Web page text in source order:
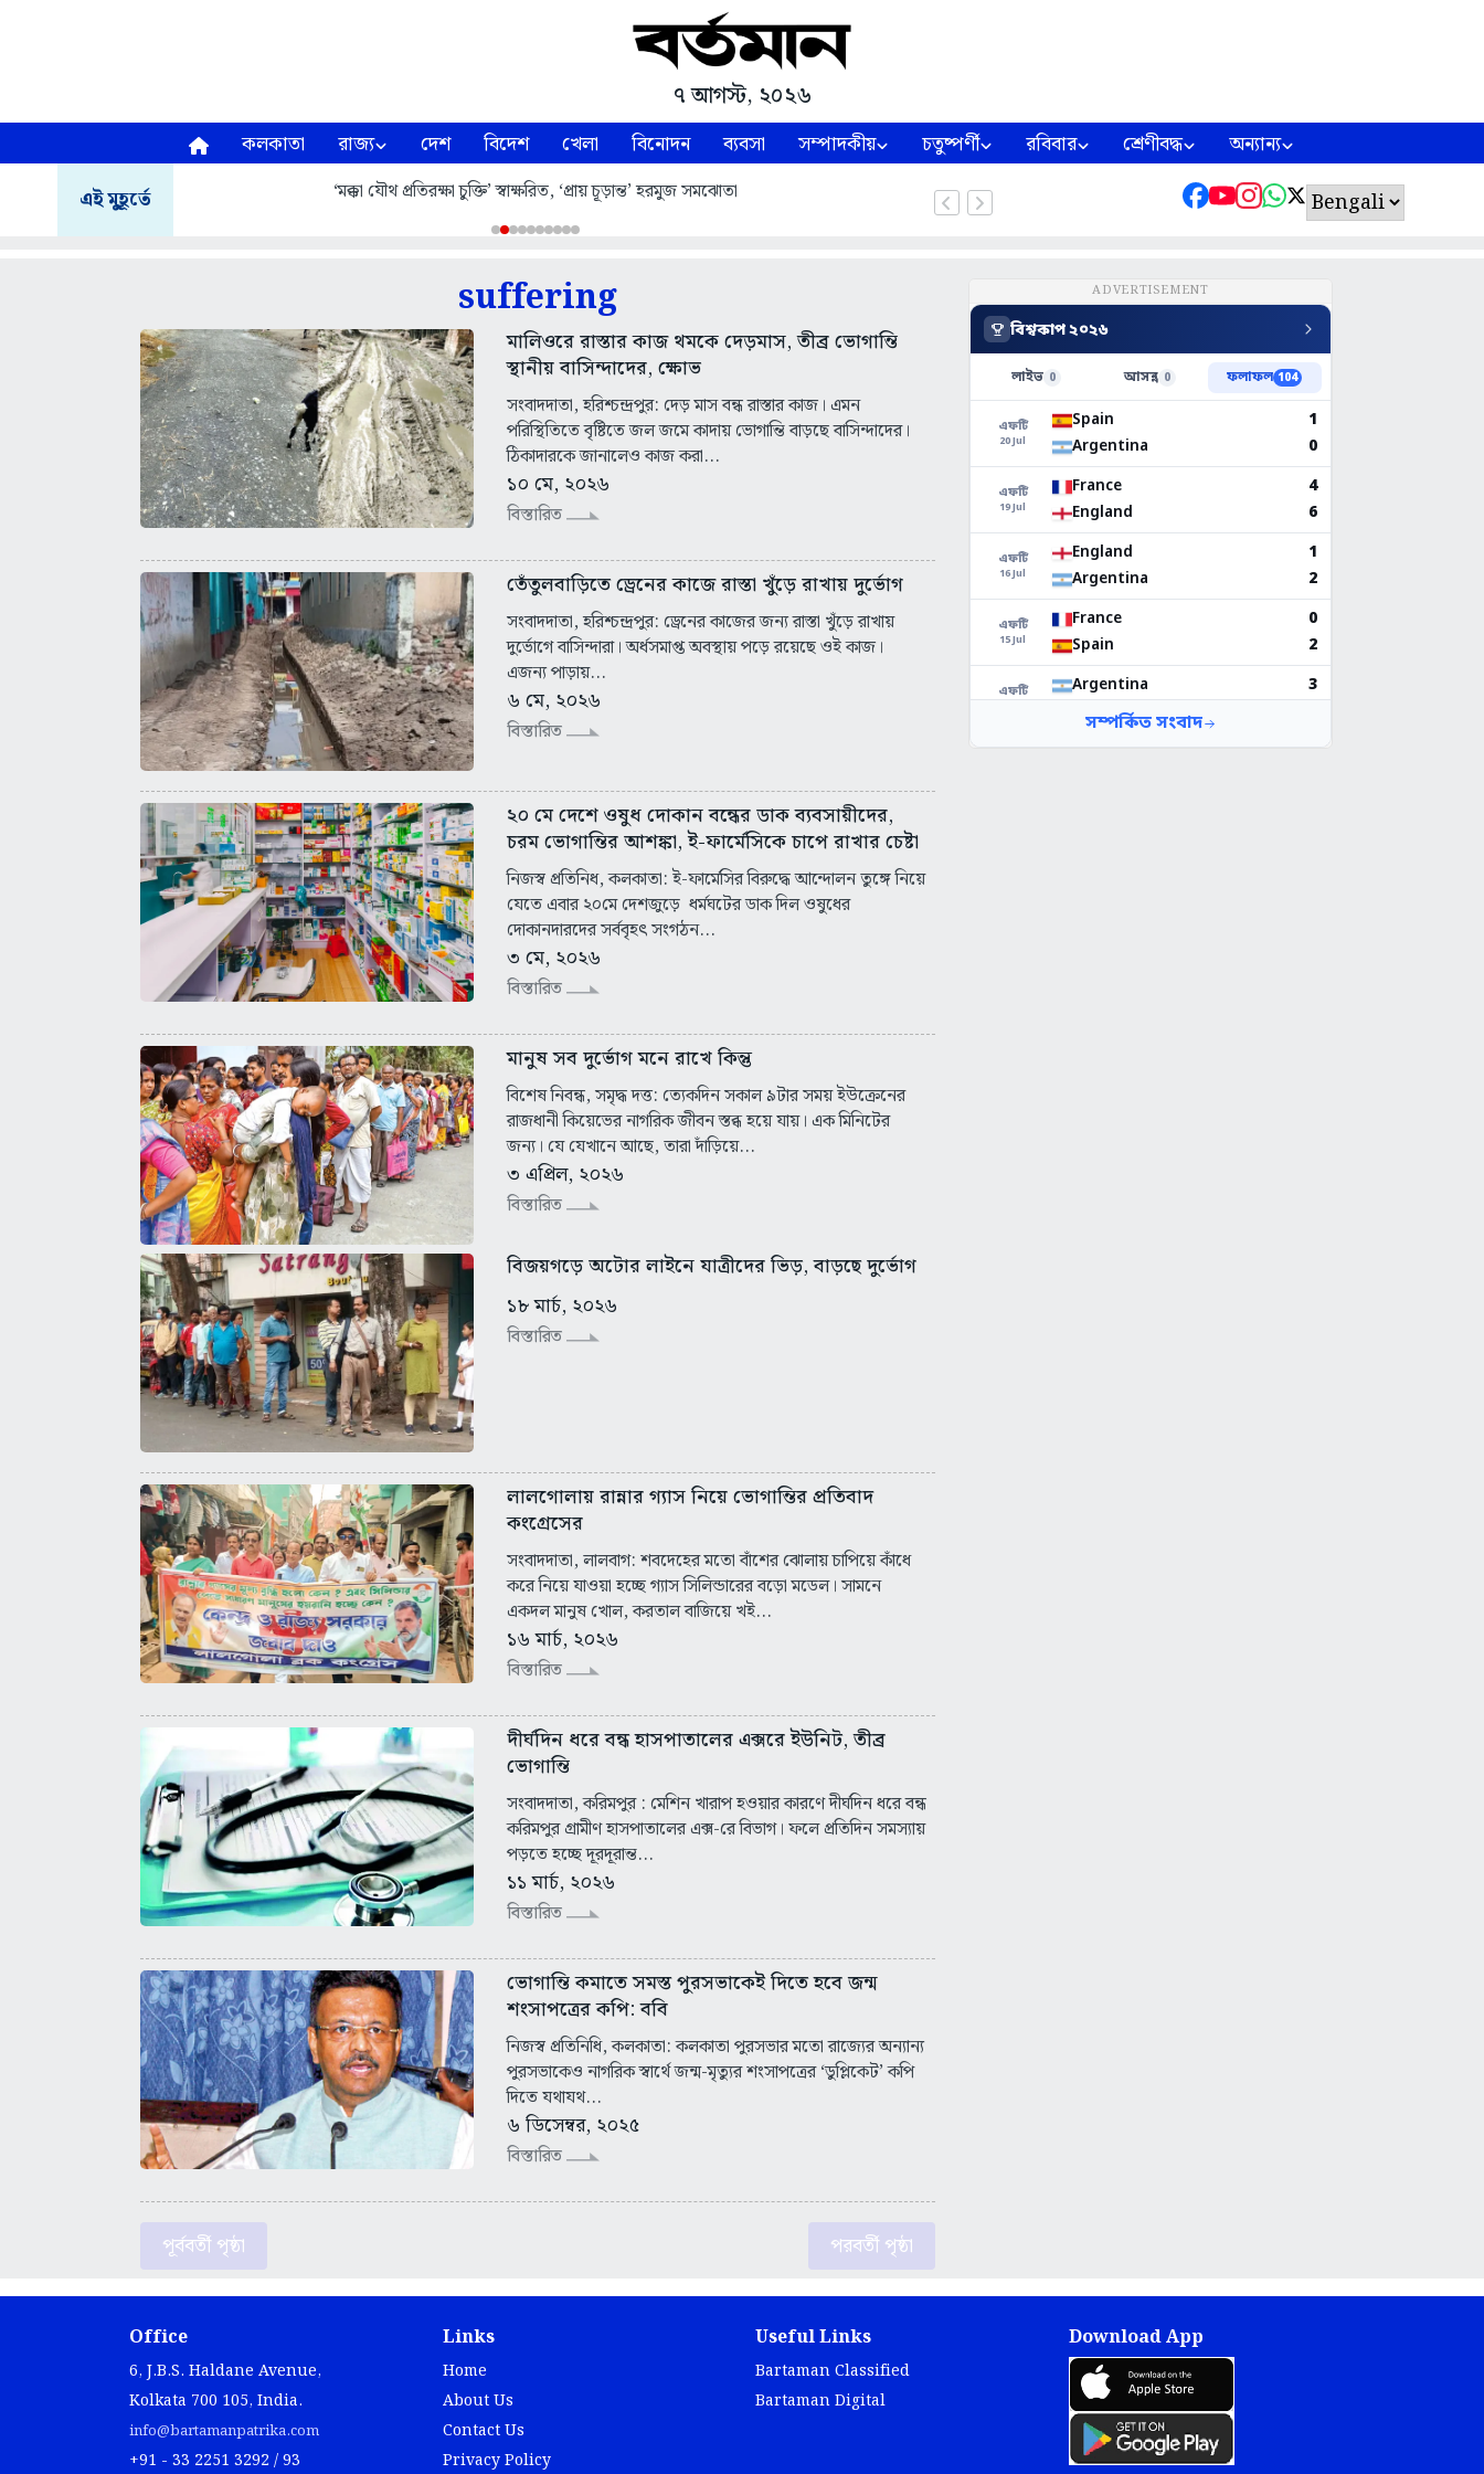
৭ আগস্ট, ২০২৬
কলকাতা রাজ্য দেশ বিদেশ খেলা বিনোদন ব্যবসা সম্পাদকীয় চতুষ্পর্ণী রবিবার শ্রেণীবদ্ধ অন্যান্য
এই মুহূর্তে ‘মক্কা যৌথ প্রতিরক্ষা চুক্তি’ স্বাক্ষরিত, ‘প্রায় চূড়ান্ত’ হরমুজ সমঝোতা
suffering
মালিওরে রাস্তার কাজ থমকে দেড়মাস, তীব্র ভোগান্তি
স্থানীয় বাসিন্দাদের, ক্ষোভ
সংবাদদাতা, হরিশ্চন্দ্রপুর: দেড় মাস বন্ধ রাস্তার কাজ। এমন
পরিস্থিতিতে বৃষ্টিতে জল জমে কাদায় ভোগান্তি বাড়ছে বাসিন্দাদের।
ঠিকাদারকে জানালেও কাজ করা...
১০ মে, ২০২৬
বিস্তারিত
তেঁতুলবাড়িতে ড্রেনের কাজে রাস্তা খুঁড়ে রাখায় দুর্ভোগ
সংবাদদাতা, হরিশ্চন্দ্রপুর: ড্রেনের কাজের জন্য রাস্তা খুঁড়ে রাখায়
দুর্ভোগে বাসিন্দারা। অর্ধসমাপ্ত অবস্থায় পড়ে রয়েছে ওই কাজ।
এজন্য পাড়ায়...
৬ মে, ২০২৬
বিস্তারিত
২০ মে দেশে ওষুধ দোকান বন্ধের ডাক ব্যবসায়ীদের,
চরম ভোগান্তির আশঙ্কা, ই-ফার্মেসিকে চাপে রাখার চেষ্টা
নিজস্ব প্রতিনিধ, কলকাতা: ই-ফার্মেসির বিরুদ্ধে আন্দোলন তুঙ্গে নিয়ে
যেতে এবার ২০মে দেশজুড়ে ধর্মঘটের ডাক দিল ওষুধের
দোকানদারদের সর্ববৃহৎ সংগঠন...
৩ মে, ২০২৬
বিস্তারিত
মানুষ সব দুর্ভোগ মনে রাখে কিন্তু
বিশেষ নিবন্ধ, সমৃদ্ধ দত্ত: ত্যেকদিন সকাল ৯টার সময় ইউক্রেনের
রাজধানী কিয়েভের নাগরিক জীবন স্তব্ধ হয়ে যায়। এক মিনিটের
জন্য। যে যেখানে আছে, তারা দাঁড়িয়ে...
৩ এপ্রিল, ২০২৬
বিস্তারিত
বিজয়গড়ে অটোর লাইনে যাত্রীদের ভিড়, বাড়ছে দুর্ভোগ
১৮ মার্চ, ২০২৬
বিস্তারিত
লালগোলায় রান্নার গ্যাস নিয়ে ভোগান্তির প্রতিবাদ
কংগ্রেসের
সংবাদদাতা, লালবাগ: শবদেহের মতো বাঁশের ঝোলায় চাপিয়ে কাঁধে
করে নিয়ে যাওয়া হচ্ছে গ্যাস সিলিন্ডারের বড়ো মডেল। সামনে
একদল মানুষ খোল, করতাল বাজিয়ে খই...
১৬ মার্চ, ২০২৬
বিস্তারিত
দীর্ঘদিন ধরে বন্ধ হাসপাতালের এক্সরে ইউনিট, তীব্র
ভোগান্তি
সংবাদদাতা, করিমপুর : মেশিন খারাপ হওয়ার কারণে দীর্ঘদিন ধরে বন্ধ
করিমপুর গ্রামীণ হাসপাতালের এক্স-রে বিভাগ। ফলে প্রতিদিন সমস্যায়
পড়তে হচ্ছে দূরদূরান্ত...
১১ মার্চ, ২০২৬
বিস্তারিত
ভোগান্তি কমাতে সমস্ত পুরসভাকেই দিতে হবে জন্ম
শংসাপত্রের কপি: ববি
নিজস্ব প্রতিনিধি, কলকাতা: কলকাতা পুরসভার মতো রাজ্যের অন্যান্য
পুরসভাকেও নাগরিক স্বার্থে জন্ম-মৃত্যুর শংসাপত্রের ‘ডুপ্লিকেট’ কপি
দিতে যথাযথ...
৬ ডিসেম্বর, ২০২৫
বিস্তারিত
পূর্ববর্তী পৃষ্ঠা পরবর্তী পৃষ্ঠা
ADVERTISEMENT
Office
6, J.B.S. Haldane Avenue,
Kolkata 700 105, India.
info@bartamanpatrika.com
+91 - 33 2251 3292 / 93
Links
Home
About Us
Contact Us
Privacy Policy
Useful Links
Bartaman Classified
Bartaman Digital
Download App